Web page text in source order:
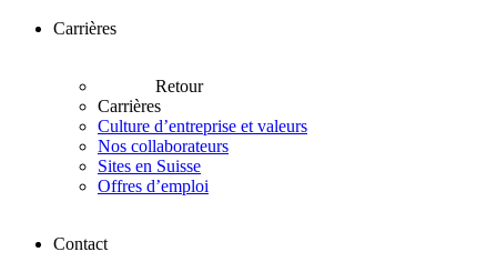
Carrières
Retour
Carrières
Culture d’entreprise et valeurs
Nos collaborateurs
Sites en Suisse
Offres d’emploi
Contact